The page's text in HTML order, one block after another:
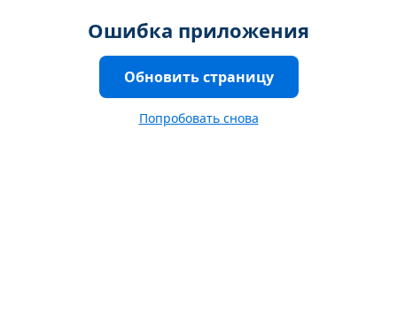
Ошибка приложения
Обновить страницу
Попробовать снова